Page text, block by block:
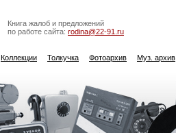
Книга жалоб и предложений
по работе сайта: rodina@22-91.ru
Коллекции Толкучка Фотоархив Муз. архив